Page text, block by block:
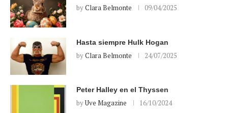
byClara Belmonte 09/04/2025
Hasta siempre Hulk Hogan
byClara Belmonte 24/07/2025
Peter Halley en el Thyssen
byUve Magazine 16/10/2024